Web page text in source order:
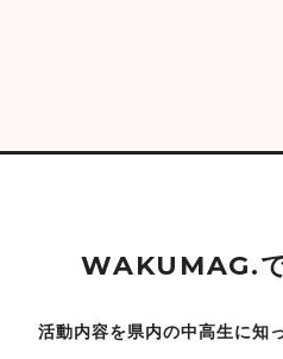
WAKU MAG.
活動内容を県内の中高生に知